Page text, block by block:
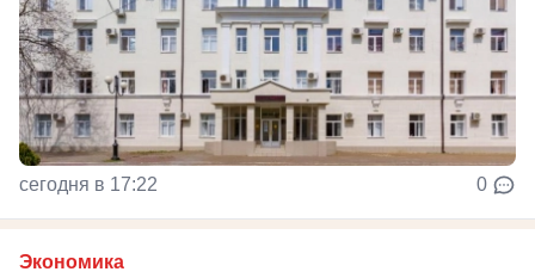
сегодня в 17:22 0
Экономика